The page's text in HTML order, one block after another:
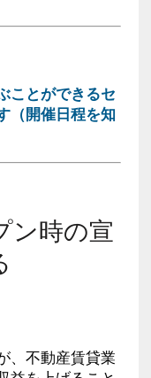
ことができるセ
（開催日程を知
ン時の宣
、不動産賃貸業